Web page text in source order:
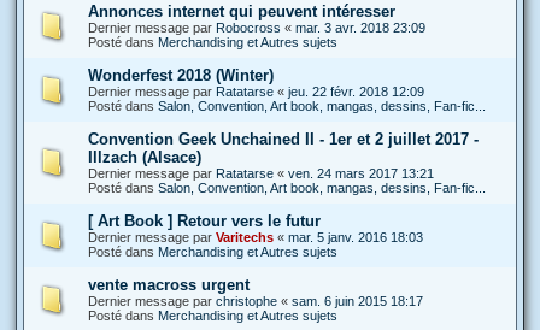
Annonces internet qui peuvent intéresser
Dernier message par Robocross « mar. 3 avr. 2018 23:09
Posté dans Merchandising et Autres sujets
Wonderfest 2018 (Winter)
Dernier message par Ratatarse « jeu. 22 févr. 2018 12:09
Posté dans Salon, Convention, Art book, mangas, dessins, Fan-fic...
Convention Geek Unchained II - 1er et 2 juillet 2017 -
Illzach (Alsace)
Dernier message par Ratatarse « ven. 24 mars 2017 13:21
Posté dans Salon, Convention, Art book, mangas, dessins, Fan-fic...
[ Art Book ] Retour vers le futur
Dernier message par Varitechs « mar. 5 janv. 2016 18:03
Posté dans Merchandising et Autres sujets
vente macross urgent
Dernier message par christophe « sam. 6 juin 2015 18:17
Posté dans Merchandising et Autres sujets